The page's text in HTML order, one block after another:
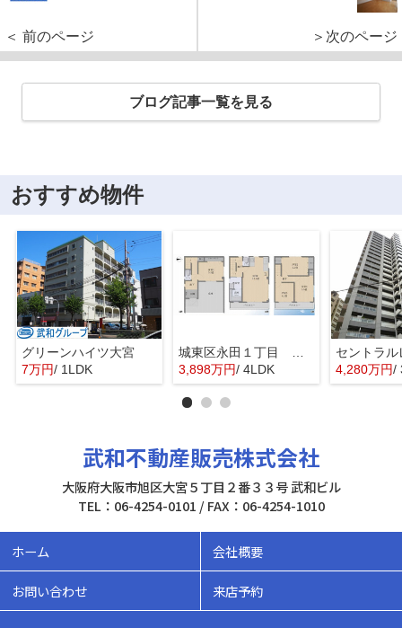
＜ 前のページ ＞次のページ
ブログ記事一覧を見る
おすすめ物件
グリーンハイツ大宮
7万円/ 1LDK
城東区永田１丁目 中古戸建
3,898万円/ 4LDK 4,280万円/
武和不動産販売株式会社
大阪府大阪市旭区大宮５丁目２番３３号 武和ビル
TEL：06-4254-0101 / FAX：06-4254-1010
ホーム 会社概要
お問い合わせ 来店予約